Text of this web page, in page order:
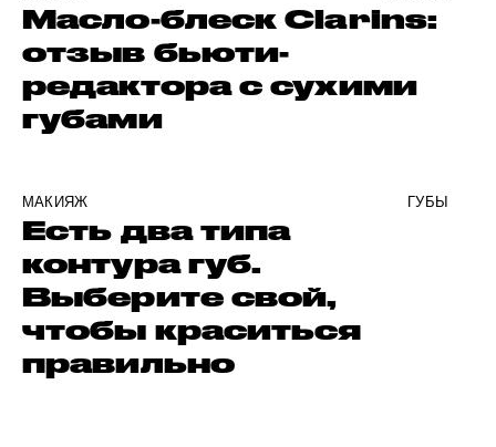
Масло-блеск Clarins:
отзыв бьюти-
редактора с сухими
губами
МАКИЯЖ ГУБЫ
Есть два типа
контура губ.
Выберите свой,
чтобы краситься
правильно